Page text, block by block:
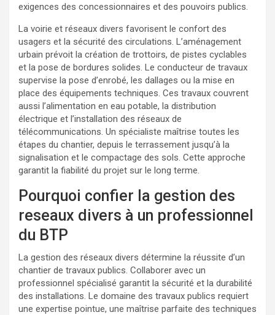
exigences des concessionnaires et des pouvoirs publics.
La voirie et réseaux divers favorisent le confort des
usagers et la sécurité des circulations. L’aménagement
urbain prévoit la création de trottoirs, de pistes cyclables
et la pose de bordures solides. Le conducteur de travaux
supervise la pose d’enrobé, les dallages ou la mise en
place des équipements techniques. Ces travaux couvrent
aussi l’alimentation en eau potable, la distribution
électrique et l’installation des réseaux de
télécommunications. Un spécialiste maîtrise toutes les
étapes du chantier, depuis le terrassement jusqu’à la
signalisation et le compactage des sols. Cette approche
garantit la fiabilité du projet sur le long terme.
Pourquoi confier la gestion des
reseaux divers à un professionnel
du BTP
La gestion des réseaux divers détermine la réussite d’un
chantier de travaux publics. Collaborer avec un
professionnel spécialisé garantit la sécurité et la durabilité
des installations. Le domaine des travaux publics requiert
une expertise pointue, une maîtrise parfaite des techniques